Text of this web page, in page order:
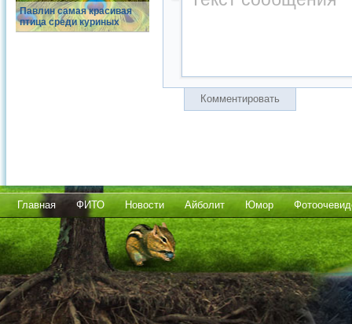
Павлин самая красивая
птица среди куриных
Комментировать
Главная ФИТО Новости Айболит Юмор